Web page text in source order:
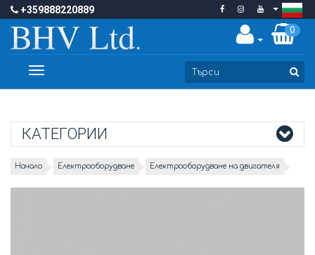
+359888220889
0
Toggle
КАТЕГОРИИ
Начало Електрооборудване Електрооборудване на двигателя